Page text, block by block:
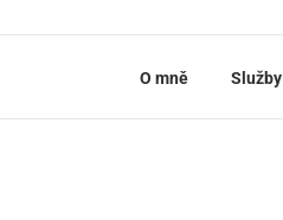
O mně Služby